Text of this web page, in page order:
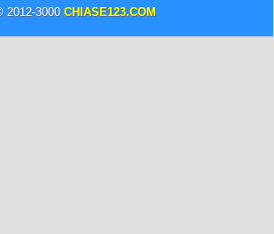
2012-3000 CHIASE123.COM